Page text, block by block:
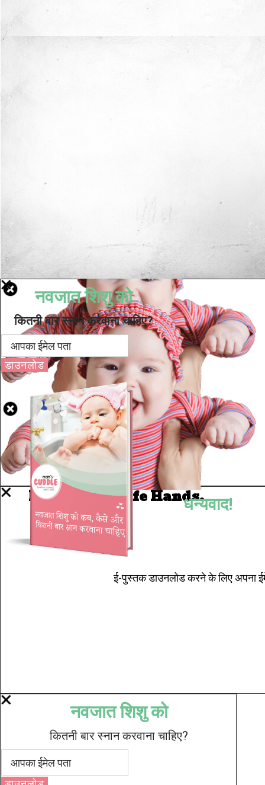
अब मैं हाथों में हूँ।
Well Done.
Now I'm in Safe Hands.
नवजात शिशु को
कितनी बार स्नान करवाना चाहिए?
डाउनलोड
धन्यवाद!
ई-पुस्तक डाउनलोड करने के लिए अपना
नवजात शिशु को
कितनी बार स्नान करवाना चाहिए?